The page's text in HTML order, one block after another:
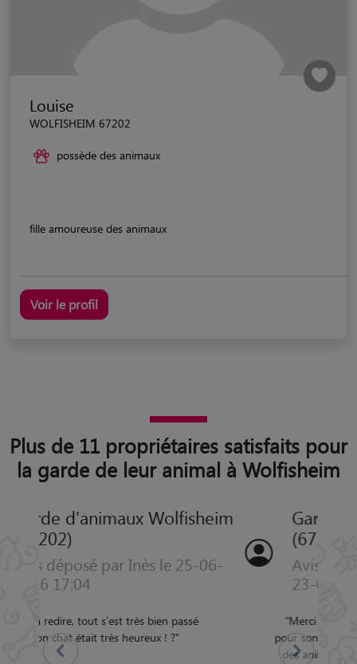
Louise
WOLFISHEIM 67202
possède des animaux
fille amoureuse des animaux
Voir le profil
Plus de 11 propriétaires satisfaits pour
la garde de leur animal à Wolfisheim
Garde d'animaux Wolfisheim
Avis déposé par JEAN-MARIE le
23-04-2025 05:07
"Merci à Virginie pour la garde de Paco,
pour son affabilité et son souci du bien-être
Précédent Suivant